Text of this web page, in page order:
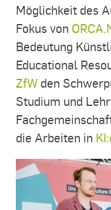
Möglichkeit des
Fokus von
Bedeutung
Educational
ZfWden
Studium und
die Arbeiten in